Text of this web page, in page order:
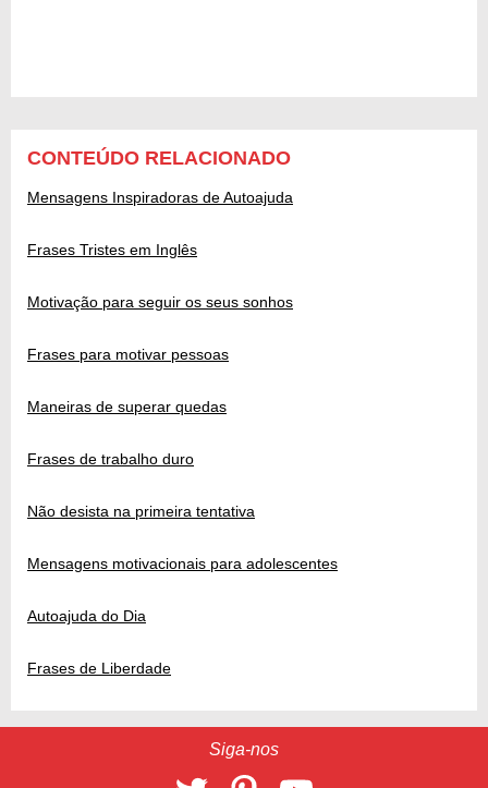
CONTEÚDO RELACIONADO
Mensagens Inspiradoras de Autoajuda
Frases Tristes em Inglês
Motivação para seguir os seus sonhos
Frases para motivar pessoas
Maneiras de superar quedas
Frases de trabalho duro
Não desista na primeira tentativa
Mensagens motivacionais para adolescentes
Autoajuda do Dia
Frases de Liberdade
Siga-nos